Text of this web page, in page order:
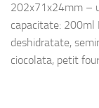
202x71x24mm –
capacitate: 200ml
deshidratate,
ciocolata, petit